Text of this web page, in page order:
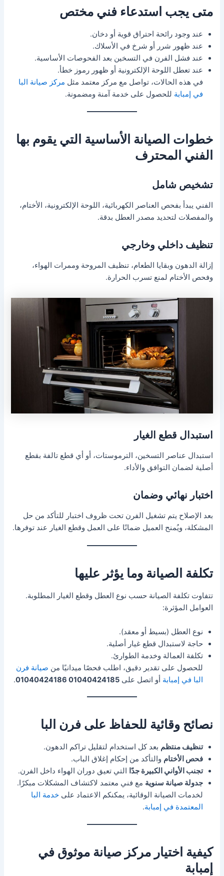
متى يجب استدعاء فني مختص
عند وجود رائحة احتراق قوية أو دخان.
عند ظهور شرر أو شرخ في الأسلاك.
عند فشل الفرن في التسخين بعد الفحوصات الأساسية.
عند تعطل اللوحة الإلكترونية أو ظهور رموز خطأ.
في هذه الحالات، تواصل مع مركز معتمد مثل مركز صيانة البا
في إمبابة للحصول على خدمة آمنة ومضمونة.
خطوات الصيانة الأساسية التي يقوم بها
الفني المحترف
تشخيص شامل
الفني يبدأ بفحص العناصر الكهربائية، اللوحة الإلكترونية، الأختام،
والمفصلات لتحديد مصدر العطل بدقة.
تنظيف داخلي وخارجي
إزالة الدهون وبقايا الطعام، تنظيف المروحة وممرات الهواء،
وفحص الأختام لمنع تسرب الحرارة.
استبدال قطع الغيار
استبدال عناصر التسخين، الترموستات، أو أي قطع تالفة بقطع
أصلية لضمان التوافق والأداء.
اختبار نهائي وضمان
بعد الإصلاح يتم تشغيل الفرن تحت ظروف اختبار للتأكد من حل
المشكلة، ويُمنح العميل ضمانًا على العمل وقطع الغيار عند توفرها.
تكلفة الصيانة وما يؤثر عليها
تتفاوت تكلفة الصيانة حسب نوع العطل وقطع الغيار المطلوبة.
العوامل المؤثرة:
نوع العطل (بسيط أو معقد).
حاجة لاستبدال قطع غيار أصلية.
تكلفة العمالة وخدمة الطوارئ.
للحصول على تقدير دقيق، اطلب فحصًا ميدانيًا من صيانة فرن
البا في إمبابة أو اتصل على01040424185 01040424186
.
نصائح وقائية للحفاظ على فرن البا
تنظيف منتظم بعد كل استخدام لتقليل تراكم الدهون.
فحص الأختام والتأكد من إحكام إغلاق الباب.
تجنب الأواني الكبيرة جدًا
التي تعيق دوران الهواء داخل الفرن.
جدولة صيانة سنوية مع فني معتمد لاكتشاف المشكلات مبكرًا.
لخدمات الصيانة الوقائية، يمكنكم الاعتماد علىخدمة البا
المعتمدة في إمبابة.
كيفية اختيار مركز صيانة موثوق في
إمبابة